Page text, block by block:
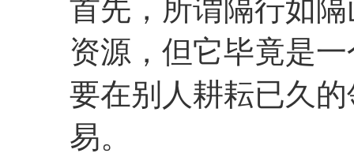
首先，所谓隔行如
资源，但它毕竟是
要在别人耕耘已久
易。